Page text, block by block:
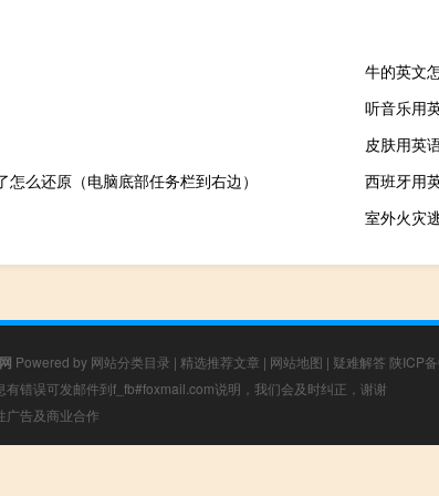
牛的英文
听音乐用
皮肤用英
么还原（电脑底部任务栏到右边）
西班牙用
室外火灾
Powered by 网站分类目录 | 精选推荐文章 | 网站地图 | 疑难解答 陕ICP
错误可发邮件到f_fb#foxmail.com说明，我们会及时纠正，谢谢
广告及商业合作